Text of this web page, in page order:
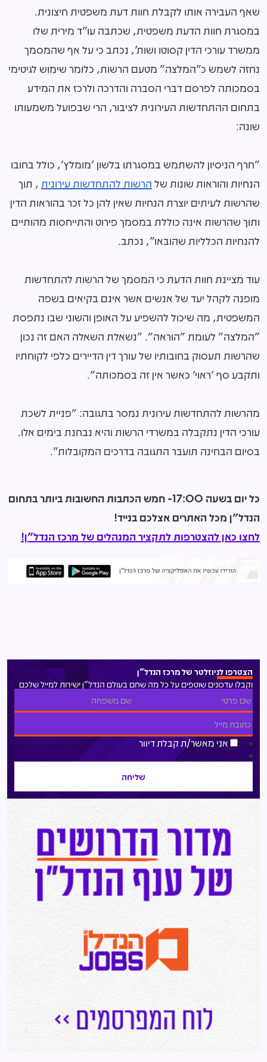
שאף העבירה אותו לקבלת חוות דעת משפטית חיצונית.
במסגרת חוות הדעת משפטית, שכתבה עו"ד מירית שלו
ממשרד עורכי הדין קסוטו ושות', נכתב כי על אף שהמסמך
נחזה לשמש כ"המלצה" מטעם הרשות, כלומר שימוש לגיטימי
בסמכותה לפרסם דברי הסברה והדרכה ולרכז את המידע
בתחום ההתחדשות העירונית לציבור, הרי שבפועל משמעותו
שונה:
"חרף הניסיון להשתמש במסגרתו בלשון 'מומלץ', כולל בחובו
הנחיות והוראות שונות של הרשות להתחדשות עירונית , תוך
שהרשות לעיתים יוצרת הנחיות שאין להן כל זכר בהוראות הדין
ותוך שהרשות אינה כוללת במסמך פירוט והתייחסות מהותיים
להנחיות הכלליות שהובאו", נכתב.
עוד מציינת חוות הדעת כי המסמך של הרשות להתחדשות
מופנה לקהל יעד של אנשים אשר אינם בקיאים בשפה
המשפטית, מה שיכול להשפיע על האופן והשוני שבו נתפסת
"המלצה" לעומת "הוראה". "נשאלת השאלה האם זה נכון
שהרשות תעסוק בחובותיו של עורך דין הדיירים כלפי לקוחתיו
ותקבע סף 'ראוי' כאשר אין זה בסמכותה".
מהרשות להתחדשות עירונית נמסר בתגובה: "פניית לשכת
עורכי הדין נתקבלה במשרדי הרשות והיא נבחנת בימים אלו.
בסיום הבחינה תועבר התגובה בדרכים המקובלות".
כל יום בשעה 17:00- חמש הכתבות החשובות ביותר בתחום
הנדל"ן מכל האתרים אצלכם בנייד!
לחצו כאן להצטרפות לתקציר המנהלים של מרכז הנדל"ן!
הצטרפו לניוזלטר של מרכז הנדל"ן
וקבלו עדכונים שוטפים על כל מה שחם בעולם הנדל"ן ישירות למייל שלכם
אני מאשר/ת קבלת דיוור